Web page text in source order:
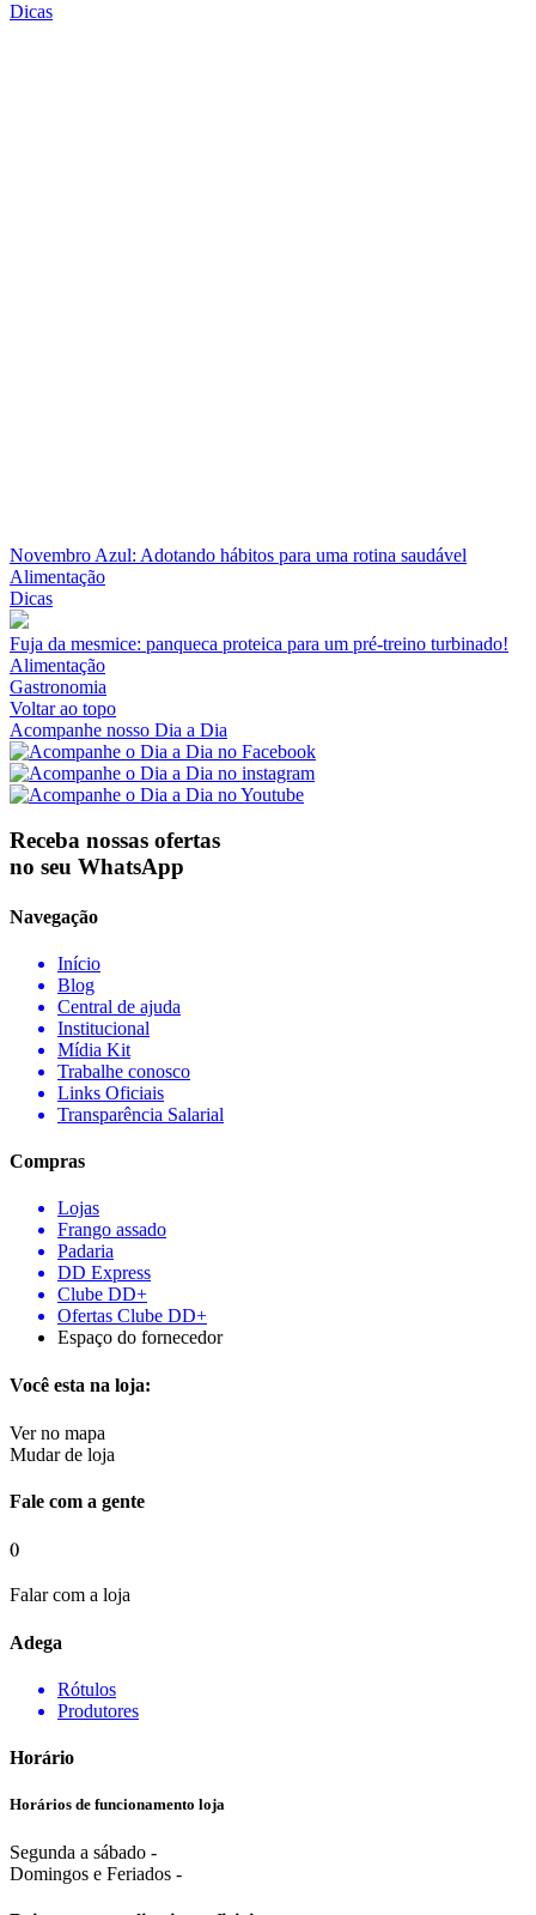
Dicas
Novembro Azul: Adotando hábitos para uma rotina saudável
Alimentação
Dicas
Fuja da mesmice: panqueca proteica para um pré-treino turbinado!
Alimentação
Gastronomia
Voltar ao topo
Acompanhe nosso Dia a Dia
Receba nossas ofertas
no seu WhatsApp
Navegação
Início
Blog
Central de ajuda
Institucional
Mídia Kit
Trabalhe conosco
Links Oficiais
Transparência Salarial
Compras
Lojas
Frango assado
Padaria
DD Express
Clube DD+
Ofertas Clube DD+
Espaço do fornecedor
Você esta na loja:
Ver no mapa
Mudar de loja
Fale com a gente
()
Falar com a loja
Adega
Rótulos
Produtores
Horário
Horários de funcionamento loja
Segunda a sábado -
Domingos e Feriados -